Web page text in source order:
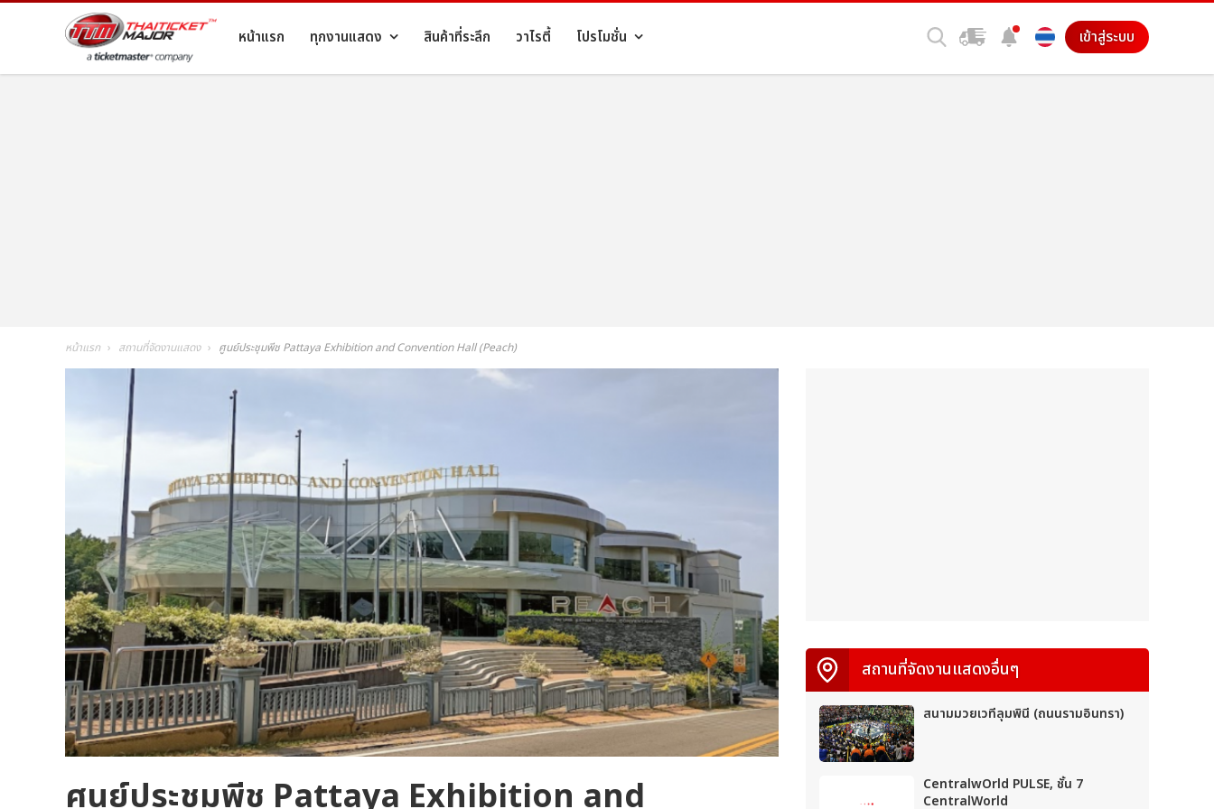
หน้าแรก ทุกงานแสดง สินค้าที่ระลึก วาไรตี้ โปรโมชั่น เข้าสู่ระบบ
หน้าแรก สถานที่จัดงานแสดง ศูนย์ประชุมพีช Pattaya Exhibition and Convention Hall (Peach)
ศูนย์ประชุมพีช Pattaya Exhibition and
สถานที่จัดงานแสดงอื่นๆ
สนามมวยเวทีลุมพินี (ถนนรามอินทรา)
CentralwOrld PULSE, ชั้น 7
CentralWorld